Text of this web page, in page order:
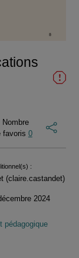
Nombre
favoris 0
:
(claire.castandet)
2024
pédagogique